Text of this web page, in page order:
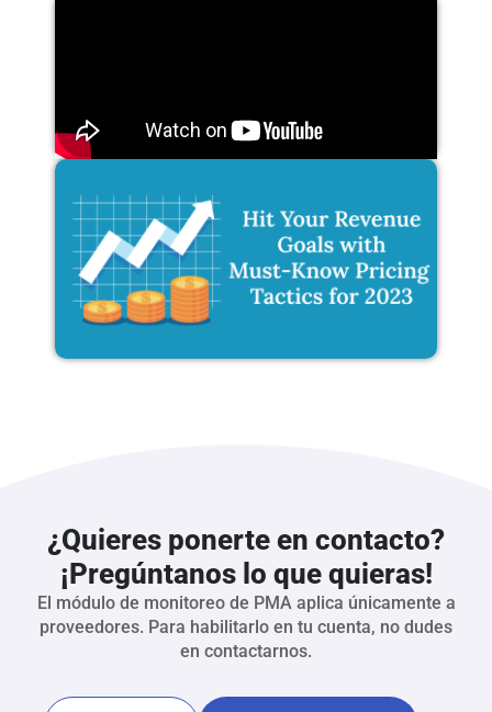
¿Quieres ponerte en contacto?
¡Pregúntanos lo que quieras!
El módulo de monitoreo de PMA aplica únicamente a
proveedores. Para habilitarlo en tu cuenta, no dudes
en contactarnos.